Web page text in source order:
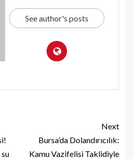
See author's posts
Next
Bursa’da Dolandırıcılık:
Kamu Vazifelisi Taklidiyle